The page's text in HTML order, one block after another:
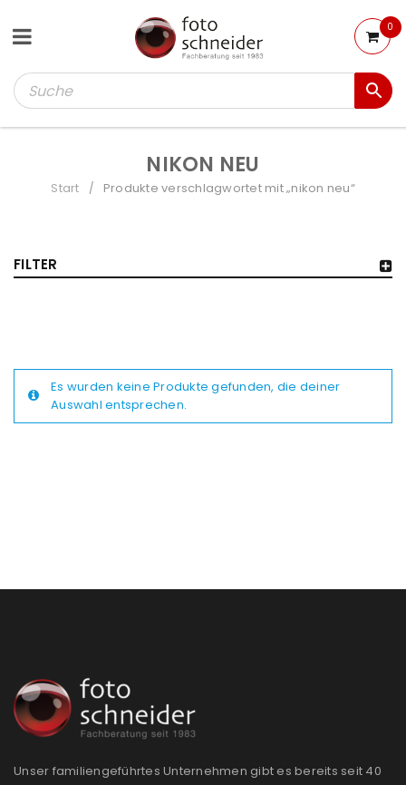
0
NIKON NEU
Start / Produkte verschlagwortet mit „nikon neu“
FILTER
Es wurden keine Produkte gefunden, die deiner
Auswahl entsprechen.
Unser familiengeführtes Unternehmen gibt es bereits seit 40